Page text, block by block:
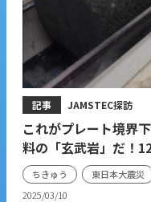
2025/03/10
記事 JAMSTEC探訪
これがプレート境界
料の「玄武岩」だ！
ちきゅう 東日本大震災